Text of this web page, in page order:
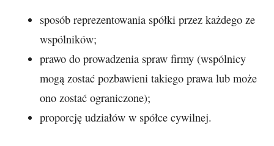
sposób reprezentowania spółki przez każdego ze
wspólników;
prawo do prowadzenia spraw firmy (wspólnicy
mogą zostać pozbawieni takiego prawa lub może
ono zostać ograniczone);
proporcję udziałów w spółce cywilnej.